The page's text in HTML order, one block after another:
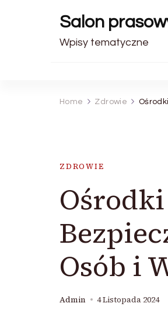
Salon
Wpisy tematyczne
Home Zdrowie
ZDROWIE
Osób i
Admin 4 Listopada 2024